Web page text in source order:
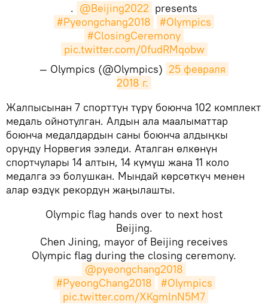
. @Beijing2022 presents
#Pyeongchang2018
#Olympics
#ClosingCeremony
pic.twitter.com/0fudRMqobw
— Olympics (@Olympics) 25 февраля
2018 г.
​Жалпысынан 7 спорттун түрү боюнча 102 комплект
медаль ойнотулган. Алдын ала маалыматтар
боюнча медалдардын саны боюнча алдыңкы
орунду Норвегия ээледи. Аталган өлкөнүн
спортчулары 14 алтын, 14 күмүш жана 11 коло
медалга ээ болушкан. Мындай көрсөткүч менен
алар өздүк рекордун жаңылашты.
Olympic flag hands over to next host
Beijing.
Chen Jining, mayor of Beijing receives
Olympic flag during the closing ceremony.
@pyeongchang2018
#PyeongChang2018
#Olympics
pic.twitter.com/XKgmlnN5M7